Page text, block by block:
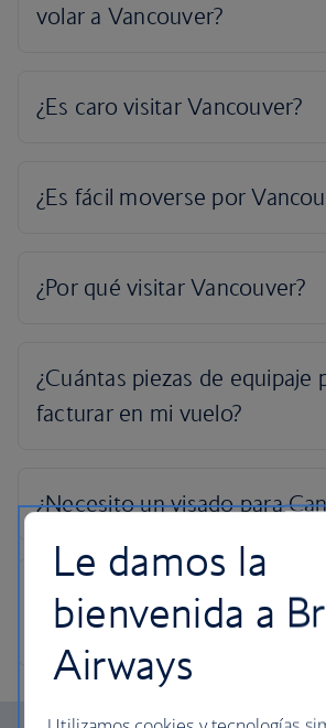
Le damos la
bienvenida a
Airways